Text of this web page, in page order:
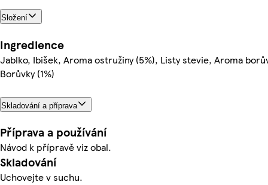
Složení
Ingredience
Jablko, Ibišek, Aroma ostružiny (5%), Listy stevie, Aroma
Borůvky (1%)
Skladování a příprava
Příprava a používání
Návod k přípravě viz obal.
Skladování
Uchovejte v suchu.